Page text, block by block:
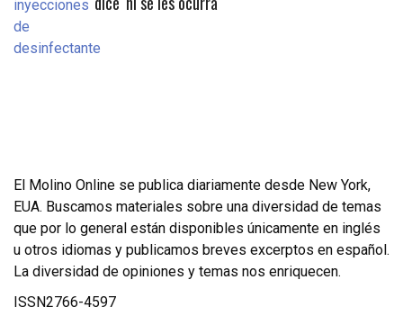
El Molino Online se publica diariamente desde New York,
EUA. Buscamos materiales sobre una diversidad de temas
que por lo general están disponibles únicamente en inglés
u otros idiomas y publicamos breves excerptos en español.
La diversidad de opiniones y temas nos enriquecen.
ISSN2766-4597